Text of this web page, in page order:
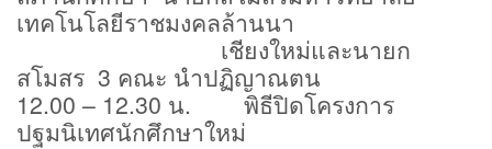
เทคโนโลยีราชมงคลล้านนา
เชียงใหม่และนายก
สโมสร 3 คณะ นำปฏิญาณตน
12.00 – 12.30 น. พิธีปิดโครงการ
ปฐมนิเทศนักศึกษาใหม่